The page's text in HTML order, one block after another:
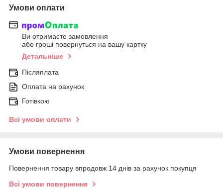
Умови оплати
Ви отримаєте замовлення
або гроші повернуться на вашу картку
Детальніше
Післяплата
Оплата на рахунок
Готівкою
Всі умови оплати
Умови повернення
Повернення товару впродовж 14 днів за рахунок покупця
Всі умови повернення